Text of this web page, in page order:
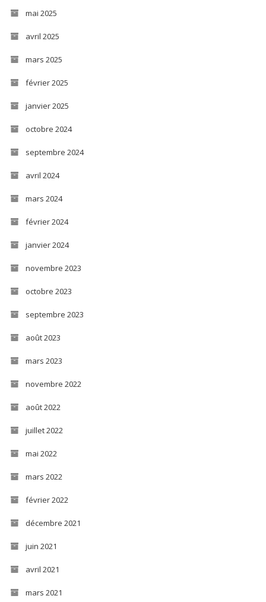
mai 2025
avril 2025
mars 2025
février 2025
janvier 2025
octobre 2024
septembre 2024
avril 2024
mars 2024
février 2024
janvier 2024
novembre 2023
octobre 2023
septembre 2023
août 2023
mars 2023
novembre 2022
août 2022
juillet 2022
mai 2022
mars 2022
février 2022
décembre 2021
juin 2021
avril 2021
mars 2021